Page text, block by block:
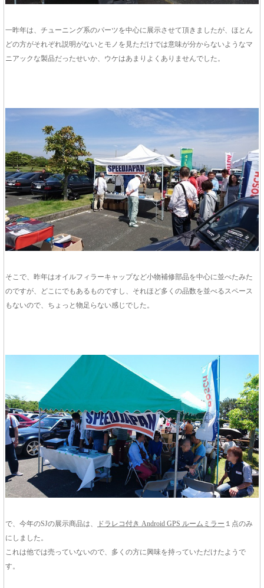
一昨年は、チューニング系のパーツを中心に展示させて頂きましたが、ほとん
どの方がそれぞれ説明がないとモノを見ただけでは意味が分からないようなマ
ニアックな製品だったせいか、ウケはあまりよくありませんでした。
そこで、昨年はオイルフィラーキャップなど小物補修部品を中心に並べたみた
のですが、どこにでもあるものですし、それほど多くの品数を並べるスペース
もないので、ちょっと物足らない感じでした。
で、今年のSJの展示商品は、 ドラレコ付き Android GPS ルームミラー １点のみ
にしました。
これは他では売っていないので、多くの方に興味を持っていただけたようで
す。